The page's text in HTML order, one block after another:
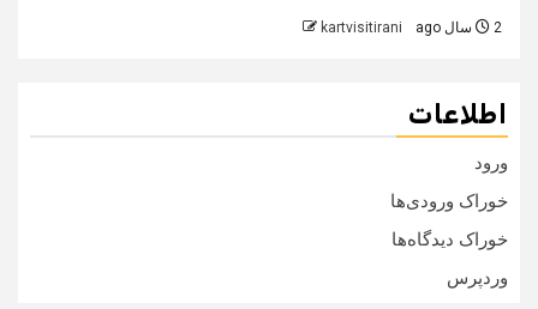
2 سال ago kartvisitirani
اطلاعات
ورود
خوراک ورودی‌ها
خوراک دیدگاه‌ها
وردپرس